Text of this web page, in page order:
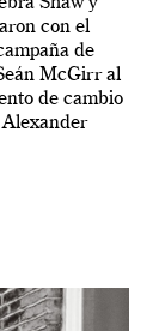
con el
de
McGirr al
de cambio
Alexander
[…]